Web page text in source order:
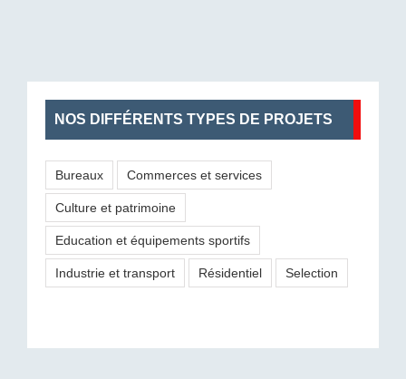
NOS DIFFÉRENTS TYPES DE PROJETS
Bureaux Commerces et services
Culture et patrimoine
Education et équipements sportifs
Industrie et transport Résidentiel Selection